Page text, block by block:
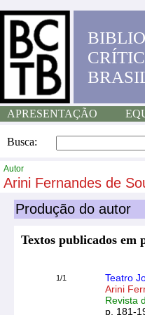
APRESENTAÇÃO
Busca:
Autor
Arini Fernandes de
Produção do autor
Textos publicados em
1/1
Teatro
Arini
Revista
p. 181-